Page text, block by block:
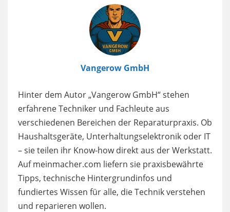
Vangerow GmbH
Hinter dem Autor „Vangerow GmbH“ stehen
erfahrene Techniker und Fachleute aus
verschiedenen Bereichen der Reparaturpraxis. Ob
Haushaltsgeräte, Unterhaltungselektronik oder IT
– sie teilen ihr Know-how direkt aus der Werkstatt.
Auf meinmacher.com liefern sie praxisbewährte
Tipps, technische Hintergrundinfos und
fundiertes Wissen für alle, die Technik verstehen
und reparieren wollen.